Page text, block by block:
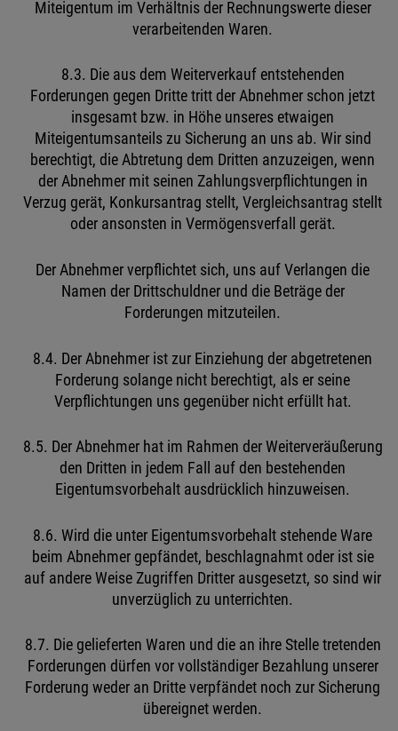
Miteigentum im Verhältnis der Rechnungswerte dieser
verarbeitenden Waren.
8.3. Die aus dem Weiterverkauf entstehenden
Forderungen gegen Dritte tritt der Abnehmer schon jetzt
insgesamt bzw. in Höhe unseres etwaigen
Miteigentumsanteils zu Sicherung an uns ab. Wir sind
berechtigt, die Abtretung dem Dritten anzuzeigen, wenn
der Abnehmer mit seinen Zahlungsverpflichtungen in
Verzug gerät, Konkursantrag stellt, Vergleichsantrag stellt
oder ansonsten in Vermögensverfall gerät.
Der Abnehmer verpflichtet sich, uns auf Verlangen die
Namen der Drittschuldner und die Beträge der
Forderungen mitzuteilen.
8.4. Der Abnehmer ist zur Einziehung der abgetretenen
Forderung solange nicht berechtigt, als er seine
Verpflichtungen uns gegenüber nicht erfüllt hat.
8.5. Der Abnehmer hat im Rahmen der Weiterveräußerung
den Dritten in jedem Fall auf den bestehenden
Eigentumsvorbehalt ausdrücklich hinzuweisen.
8.6. Wird die unter Eigentumsvorbehalt stehende Ware
beim Abnehmer gepfändet, beschlagnahmt oder ist sie
auf andere Weise Zugriffen Dritter ausgesetzt, so sind wir
unverzüglich zu unterrichten.
8.7. Die gelieferten Waren und die an ihre Stelle tretenden
Forderungen dürfen vor vollständiger Bezahlung unserer
Forderung weder an Dritte verpfändet noch zur Sicherung
übereignet werden.